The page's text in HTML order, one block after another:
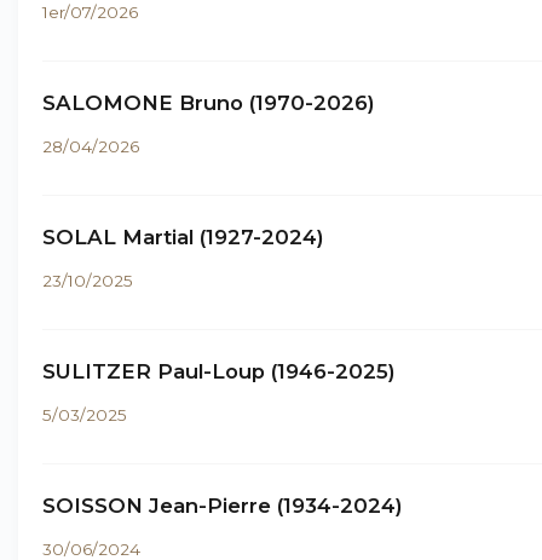
1er/07/2026
SALOMONE Bruno (1970-2026)
28/04/2026
SOLAL Martial (1927-2024)
23/10/2025
SULITZER Paul-Loup (1946-2025)
5/03/2025
SOISSON Jean-Pierre (1934-2024)
30/06/2024